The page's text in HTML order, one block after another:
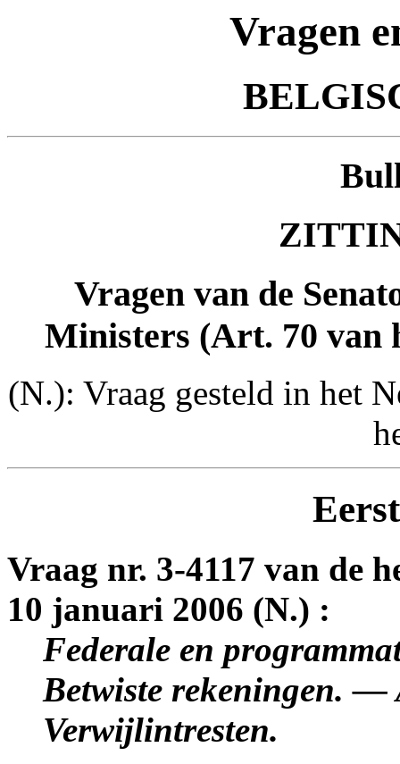
Vragen
Vragen van de
Ministers (Art. 70 van
(N.): Vraag gesteld in het
Vraag nr. 3-4117 van de
10 januari 2006 (N.) :
Federale en
Betwiste rekeningen.
Verwijlintresten.